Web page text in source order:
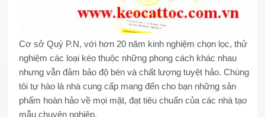
Cơ sở Quý P.N, với hơn 20 năm kinh nghiệm chọn lọc, thử
nghiệm các loại kéo thuộc những phong cách khác nhau
nhưng vẫn đảm bảo độ bén và chất lượng tuyệt hảo. Chúng
tôi tự hào là nhà cung cấp mang đến cho bạn những sản
phẩm hoàn hảo về mọi mặt, đạt tiêu chuẩn của các nhà tạo
mẫu chuyên nghiệp.